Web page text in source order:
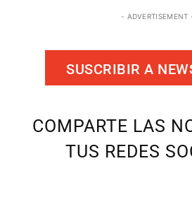
- ADVERTISEMENT
SUSCRIBIR A
COMPARTE LAS
TUS REDES